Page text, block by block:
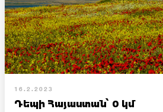
16.2.2023
Դեպի Հայաստան՝ 0 կմ